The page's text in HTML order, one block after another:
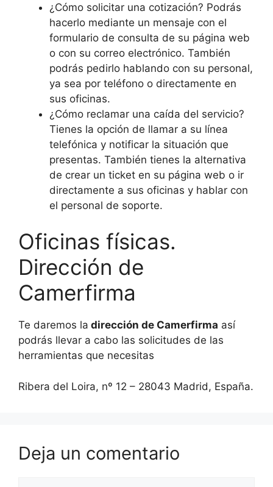
¿Cómo solicitar una cotización? Podrás
hacerlo mediante un mensaje con el
formulario de consulta de su página web
o con su correo electrónico. También
podrás pedirlo hablando con su personal,
ya sea por teléfono o directamente en
sus oficinas.
¿Cómo reclamar una caída del servicio?
Tienes la opción de llamar a su línea
telefónica y notificar la situación que
presentas. También tienes la alternativa
de crear un ticket en su página web o ir
directamente a sus oficinas y hablar con
el personal de soporte.
Oficinas físicas.
Dirección de
Camerfirma
Te daremos la dirección de Camerfirma así
podrás llevar a cabo las solicitudes de las
herramientas que necesitas
Ribera del Loira, nº 12 – 28043 Madrid, España.
Deja un comentario